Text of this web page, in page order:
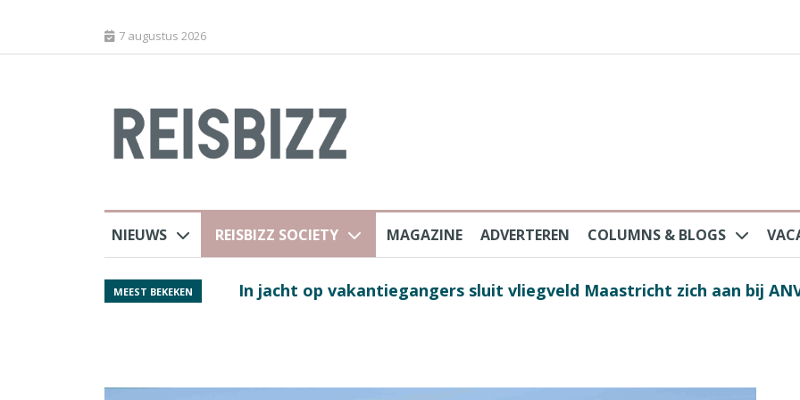
7 augustus 2026
NIEUWS REISBIZZ SOCIETY MAGAZINE ADVERTEREN COLUMNS & BLOGS
MEEST BEKEKEN
Spaans verkeersbureau na protesten massatoerisme: ‘Nederlandse